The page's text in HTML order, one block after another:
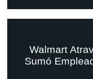
Walmart
Sumó